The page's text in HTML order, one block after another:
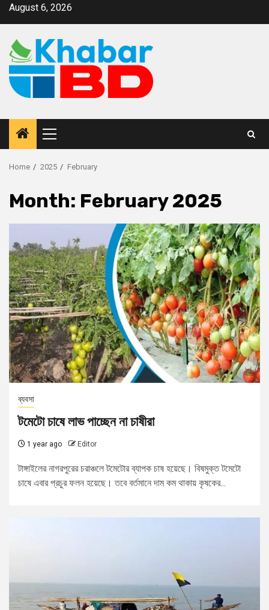
August 6, 2026
Home 2025 February
Month: February 2025
ব্যবসা
টমেটো চাষে লাভ পাচ্ছেন না চাষীরা
1 year ago Editor
টাঙ্গাইলের নাগরপুরের চরাঞ্চলে টমেটোর ব্যাপক চাষ হয়েছে। বিষমুক্ত টমেটো
চাষে এবার প্রচুর ফলন হয়েছে। তবে বর্তমানে দাম কম থাকায় কৃষকের...